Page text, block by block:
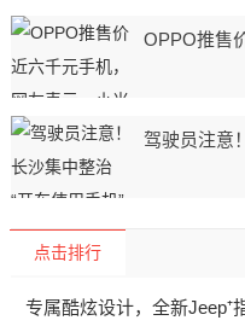
OPPO推售
驾驶员注意
点击排行
专属酷炫设计，全新Jeep⁺